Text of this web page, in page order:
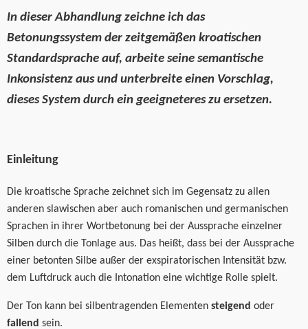
In dieser Abhandlung zeichne ich das
Betonungssystem der zeitgemäßen kroatischen
Standardsprache auf, arbeite seine semantische
Inkonsistenz aus und unterbreite einen Vorschlag,
dieses System durch ein geeigneteres zu ersetzen.
Einleitung
Die kroatische Sprache zeichnet sich im Gegensatz zu allen
anderen slawischen aber auch romanischen und germanischen
Sprachen in ihrer Wortbetonung bei der Aussprache einzelner
Silben durch die Tonlage aus. Das heißt, dass bei der Aussprache
einer betonten Silbe außer der exspiratorischen Intensität bzw.
dem Luftdruck auch die Intonation eine wichtige Rolle spielt.
Der Ton kann bei silbentragenden Elementen steigend oder
fallend sein.